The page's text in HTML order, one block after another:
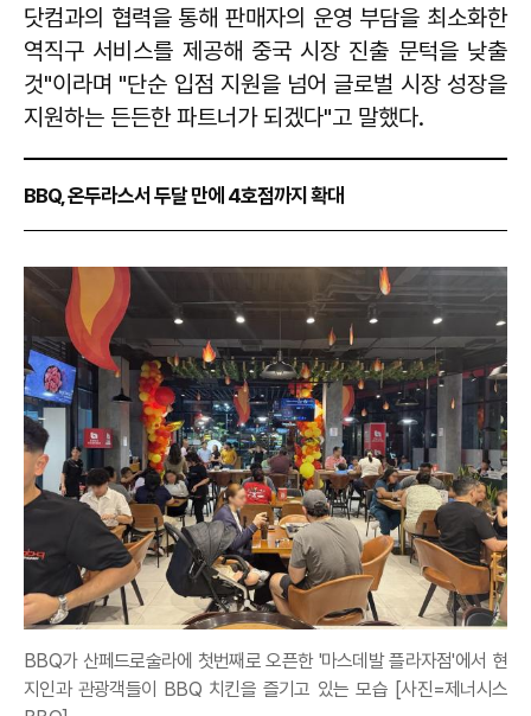
닷컴과의 협력을 통해 판매자의 운영 부담을 최소화한
역직구 서비스를 제공해 중국 시장 진출 문턱을 낮출
것"이라며 "단순 입점 지원을 넘어 글로벌 시장 성장을
지원하는 든든한 파트너가 되겠다"고 말했다.
BBQ, 온두라스서 두달 만에 4호점까지 확대
BBQ가 산페드로술라에 첫번째로 오픈한 '마스데발 플라자점'에서 현
지인과 관광객들이 BBQ 치킨을 즐기고 있는 모습 [사진=제너시스